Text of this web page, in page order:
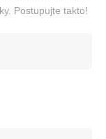
Postupujte takto!